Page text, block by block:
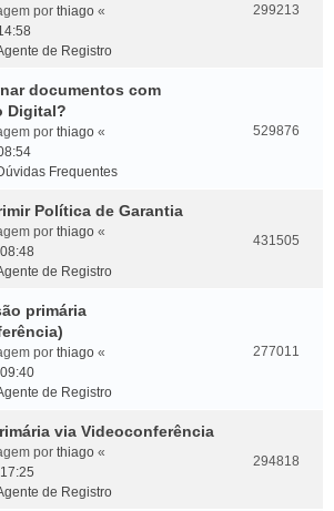
por thiago «
de Registro
299213
documentos com
Digital?
por thiago «
Frequentes
529876
Política de Garantia
por thiago «
de Registro
431505
primária
por thiago «
de Registro
277011
via Videoconferência
por thiago «
de Registro
294818